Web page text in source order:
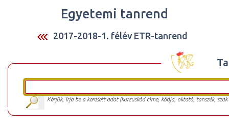
Egyetemi tanrend
2017-2018-1. félév ETR-tanrend
Kérjük, írja be a keresett adat (kurzuskód címe, kódja, oktató, tanszék,